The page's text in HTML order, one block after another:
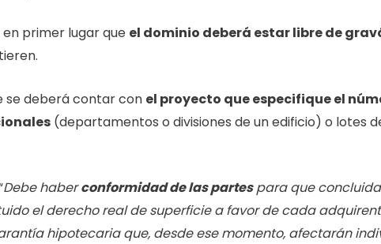
en primer lugar que el dominio deberá estar libre de
se deberá contar con el proyecto que especifique el
(departamentos o divisiones de un edificio) o lotes
Debe haberconformidad de las partespara que
el derecho real de superficie a favor de cada
hipotecaria que, desde ese momento, afectarán